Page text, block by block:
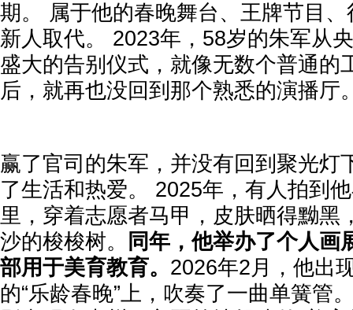
期。 属于他的春晚舞台、王牌节目
新人取代。 2023年，58岁的朱军从
盛大的告别仪式，就像无数个普通的
后，就再也没回到那个熟悉的演播厅
赢了官司的朱军，并没有回到聚光灯
了生活和热爱。 2025年，有人拍到
里，穿着志愿者马甲，皮肤晒得黝黑
沙的梭梭树。
同年，他举办了个人画
部用于美育教育。 2026年2月，他出
的“乐龄春晚”上，吹奏了一曲单簧管